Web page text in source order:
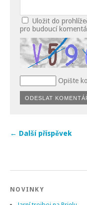
Uložit do
pro budoucí
Opište
← Další příspěvek
NOVINKY